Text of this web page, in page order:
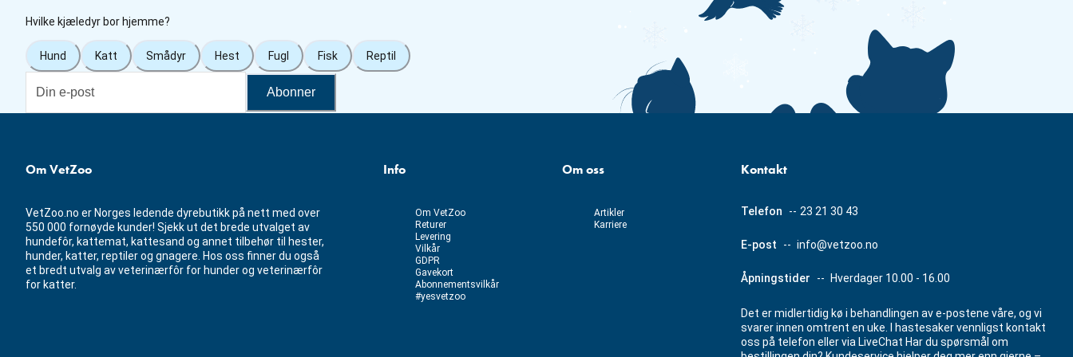
Hvilke kjæledyr bor hjemme?
Hund Katt Smådyr Hest Fugl Fisk Reptil
Abonner
Om VetZoo
VetZoo.no er Norges ledende dyrebutikk på nett med over
550 000 fornøyde kunder! Sjekk ut det brede utvalget av
hundefôr, kattemat, kattesand og annet tilbehør til hester,
hunder, katter, reptiler og gnagere. Hos oss finner du også
et bredt utvalg av veterinærfôr for hunder og veterinærfôr
for katter.
Info
Om VetZoo
Returer
Levering
Vilkår
GDPR
Gavekort
Abonnementsvilkår
#yesvetzoo
Om oss
Artikler
Karriere
Kontakt
Telefon -- 23 21 30 43
E-post -- info@vetzoo.no
Åpningstider -- Hverdager 10.00 - 16.00
Det er midlertidig kø i behandlingen av e-postene våre, og vi
svarer innen omtrent en uke. I hastesaker vennligst kontakt
oss på telefon eller via LiveChat Har du spørsmål om